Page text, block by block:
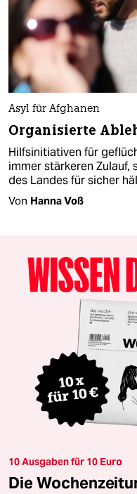
Asyl für Afghanen
Organisierte
Hilfsinitiativen für
immer stärkeren Zulauf,
des Landes für sicher
Von Hanna Voß
10 Ausgaben für 10 Euro
Die